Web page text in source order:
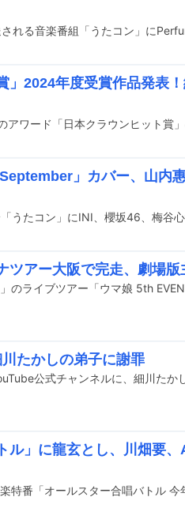
」2024年度受賞作品発表
」カバー、山内
ツアー大阪で完走、劇場
たかしの弟子に謝罪
ル」に龍玄とし、川畑要